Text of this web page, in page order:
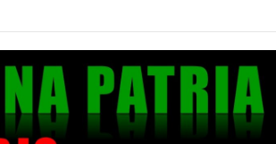
Sekolah dan Pengumuman Kelulusan SMK